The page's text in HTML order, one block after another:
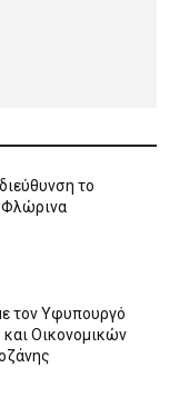
το
Φλώρινα
τον Υφυπουργό
και Οικονομικών